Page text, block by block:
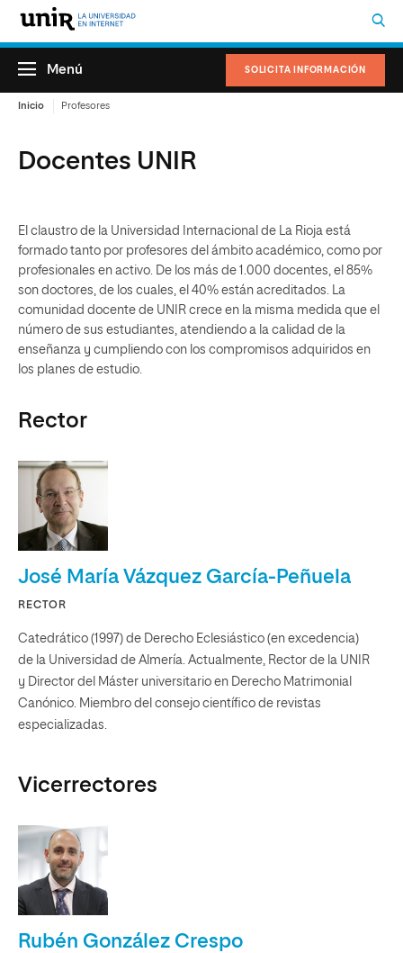
SOLICITA INFORMACIÓN
Menú
Inicio Profesores
Docentes UNIR
El claustro de la Universidad Internacional de La Rioja está
formado tanto por profesores del ámbito académico, como por
profesionales en activo. De los más de 1.000 docentes, el 85%
son doctores, de los cuales, el 40% están acreditados. La
comunidad docente de UNIR crece en la misma medida que el
número de sus estudiantes, atendiendo a la calidad de la
enseñanza y cumpliendo con los compromisos adquiridos en
los planes de estudio.
Rector
José María Vázquez García-Peñuela
RECTOR
Catedrático (1997) de Derecho Eclesiástico (en excedencia)
de la Universidad de Almería. Actualmente, Rector de la UNIR
y Director del Máster universitario en Derecho Matrimonial
Canónico. Miembro del consejo científico de revistas
especializadas.
Vicerrectores
Rubén González Crespo